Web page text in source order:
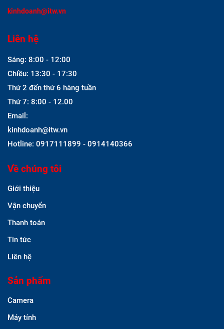
kinhdoanh@itw.vn
Liên hệ
Sáng: 8:00 - 12:00
Chiều: 13:30 - 17:30
Thứ 2 đến thứ 6 hàng tuần
Thứ 7: 8:00 - 12.00
Email:
kinhdoanh@itw.vn
Hotline: 0917111899 - 0914140366
Về chúng tôi
Giới thiệu
Vận chuyển
Thanh toán
Tin tức
Liên hệ
Sản phẩm
Camera
Máy tính